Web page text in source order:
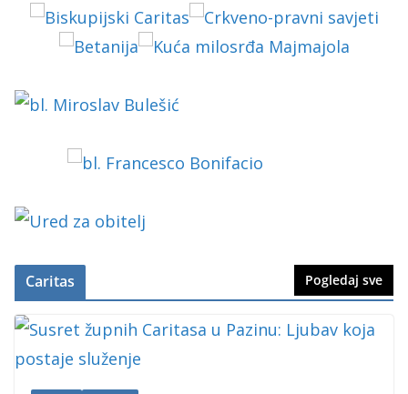
Caritas Pogledaj sve